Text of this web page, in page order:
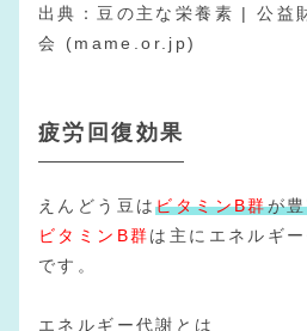
出典： 豆の主な栄養素 | 公益
会 (mame.or.jp)
疲労回復効果
えんどう豆はビタミンB群が
ビタミンB群は主にエネルギ
です。
エネルギー代謝とは